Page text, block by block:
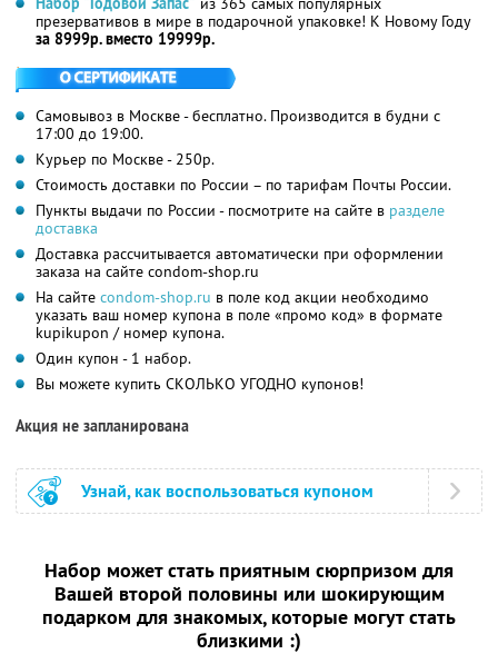
презервативов в мире в подарочной упаковке! К Новому Году
за 8999р. вместо 19999р.
Самовывоз в Москве - бесплатно. Производится в будни с
17:00 до 19:00.
Курьер по Москве - 250р.
Стоимость доставки по России – по тарифам Почты России.
Пункты выдачи по России - посмотрите на сайте в разделе
доставка
Доставка рассчитывается автоматически при оформлении
заказа на сайте condom-shop.ru
На сайте condom-shop.ru в поле код акции необходимо
указать ваш номер купона в поле «промо код» в формате
kupikupon / номер купона.
Один купон - 1 набор.
Вы можете купить СКОЛЬКО УГОДНО купонов!
Акция не запланирована
Узнай, как воспользоваться купоном
Набор может стать приятным сюрпризом для
Вашей второй половины или шокирующим
подарком для знакомых, которые могут стать
близкими :)